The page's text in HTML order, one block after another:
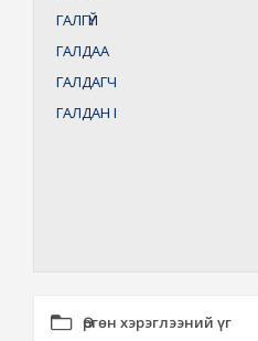
ГАЛГҮЙ
ГАЛДАА
ГАЛДАГЧ
ГАЛДАН I
Өргөн хэрэглээний үг